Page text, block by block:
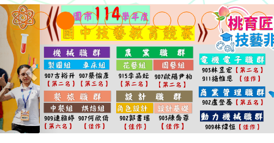
【甄選結果(第4招)】
學年度第1學期第9次代
【甄選結果(第12招)】